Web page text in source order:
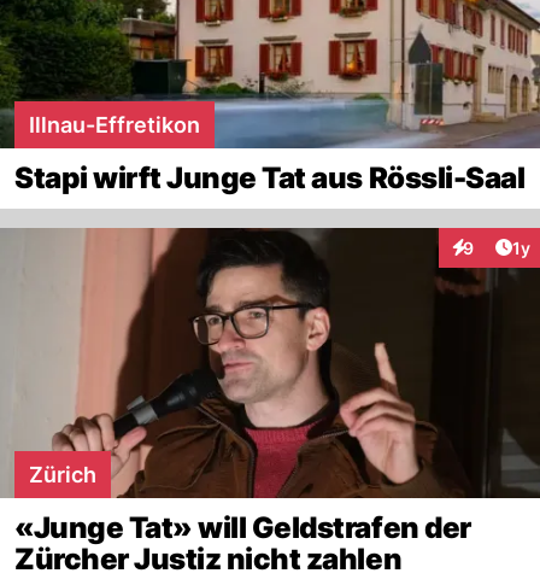
Illnau-Effretikon
Stapi wirft Junge Tat aus Rössli-Saal
9 1y
Zürich
«Junge Tat» will Geldstrafen der
Zürcher Justiz nicht zahlen